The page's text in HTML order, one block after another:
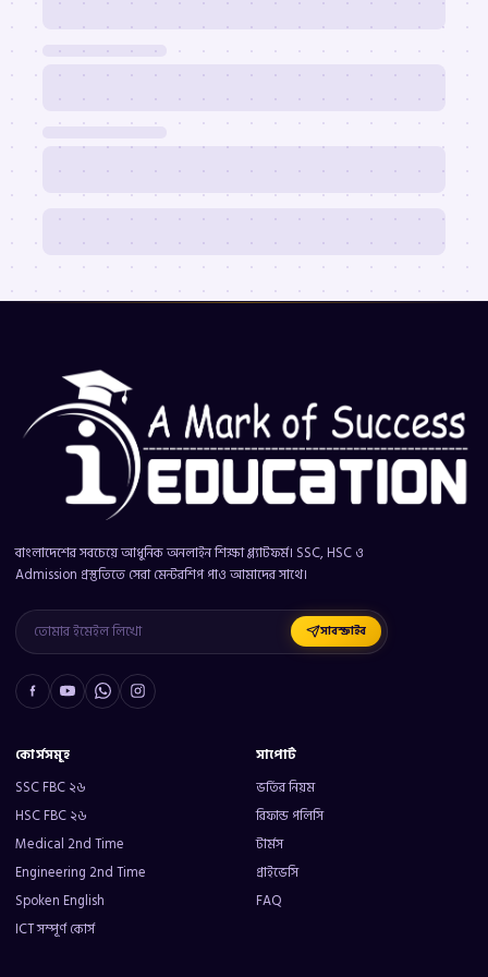
বাংলাদেশের সবচেয়ে আধুনিক অনলাইন শিক্ষা প্ল্যাটফর্ম। SSC, HSC ও
Admission প্রস্তুতিতে সেরা মেন্টরশিপ পাও আমাদের সাথে।
সাবস্ক্রাইব
কোর্সসমূহ
SSC FBC ২৬
HSC FBC ২৬
Medical 2nd Time
Engineering 2nd Time
Spoken English
ICT সম্পূর্ণ কোর্স
সাপোর্ট
ভর্তির নিয়ম
রিফান্ড পলিসি
টার্মস
প্রাইভেসি
FAQ